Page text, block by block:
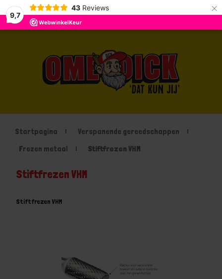
9,7
43 Reviews ×
Startpagina
Verspanende gereedschappen
Frezen metaal
Stiftfrezen VHM
Stiftfrezen VHM
Stiftfrezen VHM